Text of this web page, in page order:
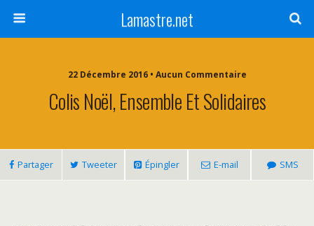
Lamastre.net
22 Décembre 2016 • Aucun Commentaire
Colis Noël, Ensemble Et Solidaires
Partager Tweeter Épingler E-mail SMS